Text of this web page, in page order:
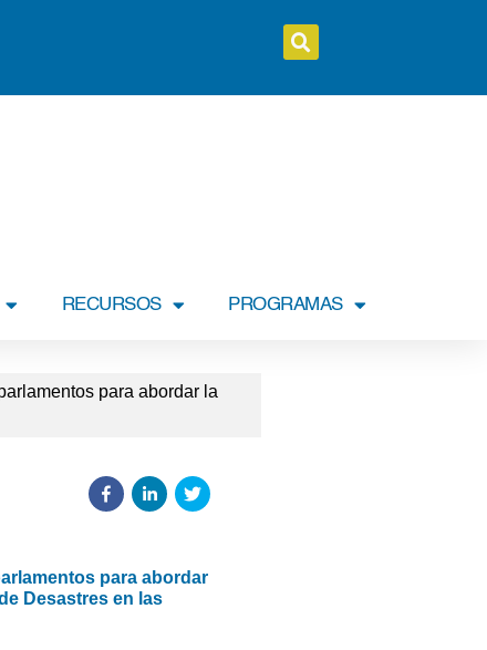
RECURSOS PROGRAMAS
para abordar la
para abordar
Desastres en las